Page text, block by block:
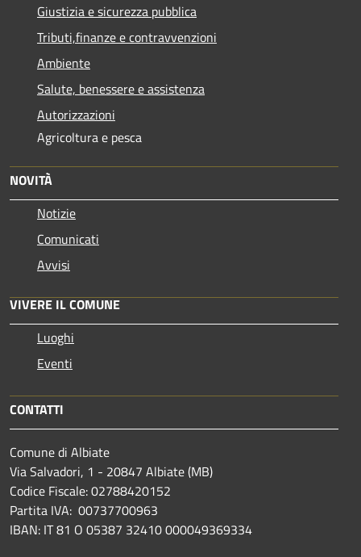
Giustizia e sicurezza pubblica
Tributi,finanze e contravvenzioni
Ambiente
Salute, benessere e assistenza
Autorizzazioni
Agricoltura e pesca
NOVITÀ
Notizie
Comunicati
Avvisi
VIVERE IL COMUNE
Luoghi
Eventi
CONTATTI
Comune di Albiate
Via Salvadori, 1 - 20847 Albiate (MB)
Codice Fiscale: 02788420152
Partita IVA: 00737700963
IBAN: IT 81 O 05387 32410 000049369334